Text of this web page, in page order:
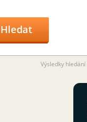
Hledat
Výsledky hledání